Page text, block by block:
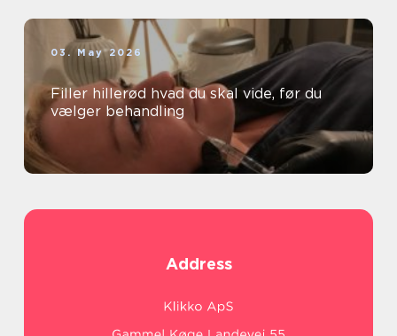
03. May 2026
Filler hillerød hvad du skal vide, før du
vælger behandling
Address